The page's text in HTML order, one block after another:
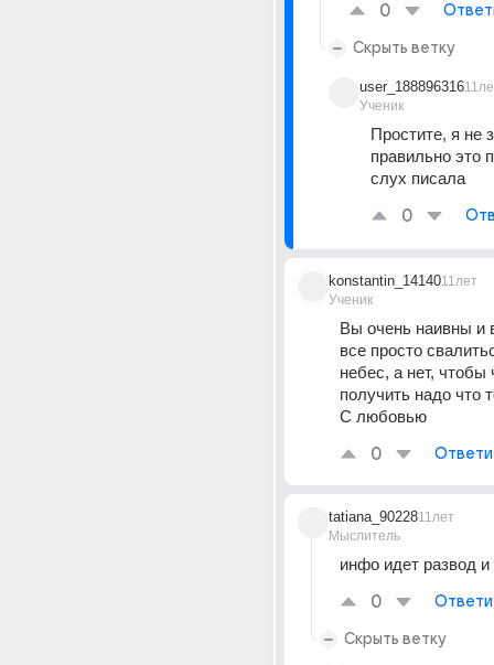
0
Скрыть ветку
user_188896316
Ученик
Простите, я не
правильно это
слух писала
0
konstantin_14140
Ученик
11лет
Вы очень наивны и
все просто
небес, а нет, чтобы
получить надо что
С любовью
0
tatiana_90228
Мыслитель
11лет
инфо идет развод и
0
Скрыть ветку